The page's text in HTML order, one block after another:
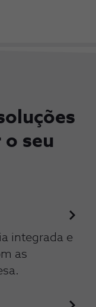
o seu
integrada e
as